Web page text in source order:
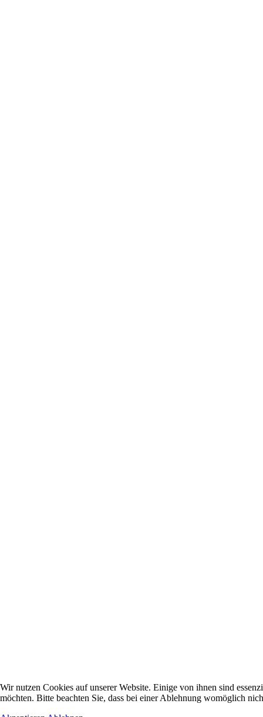
Wir nutzen Cookies auf unserer Website. Einige von ihnen sind
möchten. Bitte beachten Sie, dass bei einer Ablehnung womöglich